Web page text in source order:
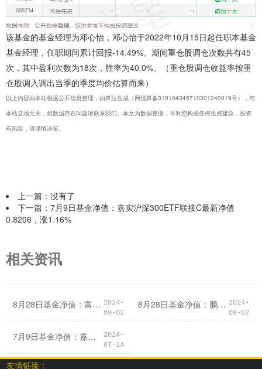
该基金的基金经理为邓心怡，邓心怡于2022年10月15日起任职本基金
基金经理，任职期间累计回报-14.49%。期间重仓股调仓次数共有45
次，其中盈利次数为18次，胜率为40.0%。（重仓股调仓收益率按重
仓股调入调出当季的季度均价估算而来）
以上内容由本站根据公开信息整理，由算法生成（网信算备310104345710301240019号），与
本站立场无关，如数据存在问题请联系我们。本文为数据整理，不对您构成任何投资建议，投资
有风险，请谨慎决策。
上一篇：没有了
下一篇： 7月9日基金净值：嘉实沪深300ETF联接C最新净值
0.8206，涨1.16%
相关资讯
8月28日基金净值：富国消费主题混合A最新净值2.016，跌0.64% 2024-
09-02
8月28日基金净值：鹏华中债1-3年农发行债券指数A最新净值1.0683，涨0.05% 2024-
09-02
7月9日基金净值：嘉实沪深300ETF联接C最新净值0.8206，涨1.16%
2024-
07-14
友情链接：